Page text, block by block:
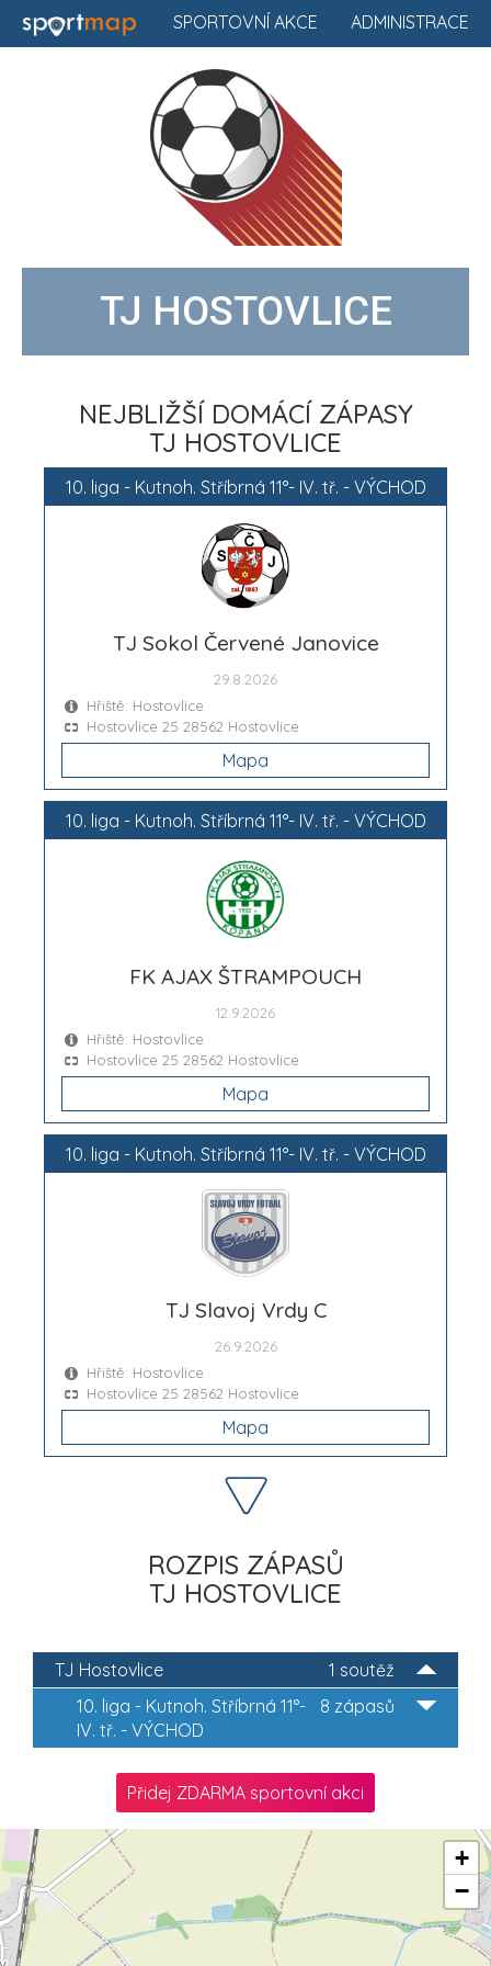
ADMINISTRACE
SPORTOVNÍ AKCE
TJ HOSTOVLICE
NEJBLIŽŠÍ DOMÁCÍ ZÁPASY
TJ HOSTOVLICE
10. liga - Kutnoh. Stříbrná 11°- IV. tř. - VÝCHOD
TJ Sokol Červené Janovice
29.8.2026
Hřiště: Hostovlice
Hostovlice 25 28562 Hostovlice
Mapa
10. liga - Kutnoh. Stříbrná 11°- IV. tř. - VÝCHOD
FK AJAX ŠTRAMPOUCH
12.9.2026
Hřiště: Hostovlice
Hostovlice 25 28562 Hostovlice
Mapa
10. liga - Kutnoh. Stříbrná 11°- IV. tř. - VÝCHOD
TJ Slavoj Vrdy C
26.9.2026
Hřiště: Hostovlice
Hostovlice 25 28562 Hostovlice
Mapa
ROZPIS ZÁPASŮ
TJ HOSTOVLICE
1 soutěž
TJ Hostovlice
8 zápasů
10. liga - Kutnoh. Stříbrná 11°-
IV. tř. - VÝCHOD
Přidej ZDARMA sportovní akci
+
−